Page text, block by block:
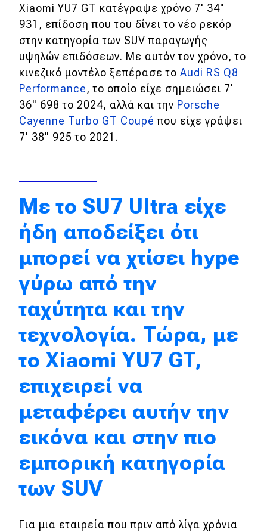
Επικαιρότητα
Νέα μοντέλα
Πρωτότυπα
Ελλάδα
Κόσμος
Τεχνολογία
Test Drive
Δοκιμή
Αποστολή
Συγκρίνουμε
Αγώνες
Formula 1
Motorsport
Eco
Νέα
Τεχνολογία
Xiaomi YU7 GT κατέγραψε χρόνο 7' 34"
931, επίδοση που του δίνει το νέο ρεκόρ
στην κατηγορία των SUV παραγωγής
υψηλών επιδόσεων. Με αυτόν τον χρόνο, το
κινεζικό μοντέλο ξεπέρασε το Audi RS Q8
Performance, το οποίο είχε σημειώσει 7'
36" 698 το 2024, αλλά και την Porsche
Cayenne Turbo GT Coupé που είχε γράψει
7' 38" 925 το 2021.
Με το SU7 Ultra είχε
ήδη αποδείξει ότι
μπορεί να χτίσει hype
γύρω από την
ταχύτητα και την
τεχνολογία. Τώρα, με
το Xiaomi YU7 GT,
επιχειρεί να
μεταφέρει αυτήν την
εικόνα και στην πιο
εμπορική κατηγορία
των SUV
Για μια εταιρεία που πριν από λίγα χρόνια